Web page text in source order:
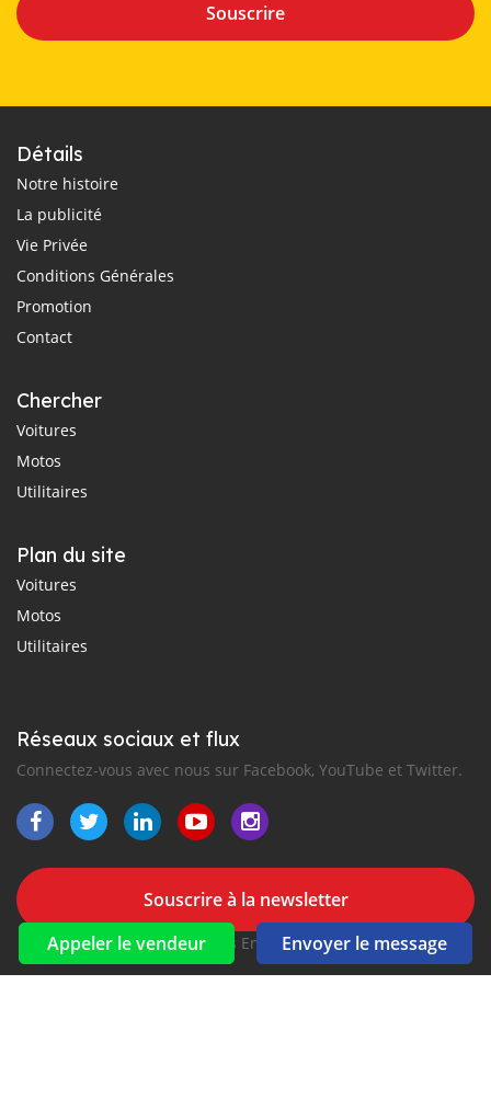
Appeler le vendeur Envoyer le message
Souscrire
Détails
Notre histoire
La publicité
Vie Privée
Conditions Générales
Promotion
Contact
Chercher
Voitures
Motos
Utilitaires
Plan du site
Voitures
Motos
Utilitaires
Réseaux sociaux et flux
Connectez-vous avec nous sur Facebook, YouTube et Twitter.
Souscrire à la newsletter
aux alertes Email et SMS